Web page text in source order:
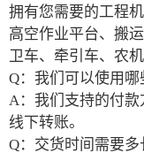
拥有您需要的工程
高空作业平台、搬
卫车、牵引车、农机
Q：我们可以使用哪
A：我们支持的付款
线下转账。
Q：交货时间需要多